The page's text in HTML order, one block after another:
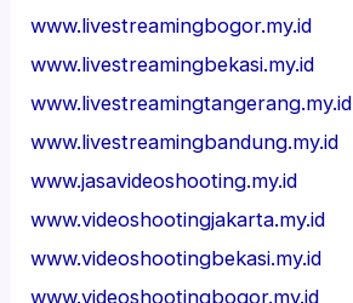
www.livestreamingbogor.my.id
www.livestreamingbekasi.my.id
www.livestreamingtangerang.my.id
www.livestreamingbandung.my.id
www.jasavideoshooting.my.id
www.videoshootingjakarta.my.id
www.videoshootingbekasi.my.id
www.videoshootingbogor.my.id